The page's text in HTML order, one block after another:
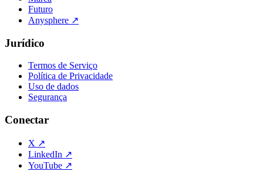
Futuro
Anysphere ↗
Jurídico
Termos de Serviço
Política de Privacidade
Uso de dados
Segurança
Conectar
X ↗
LinkedIn ↗
YouTube ↗